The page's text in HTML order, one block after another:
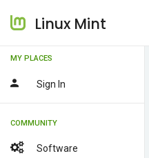
Linux Mint
MY PLACES
Sign In
COMMUNITY
Software